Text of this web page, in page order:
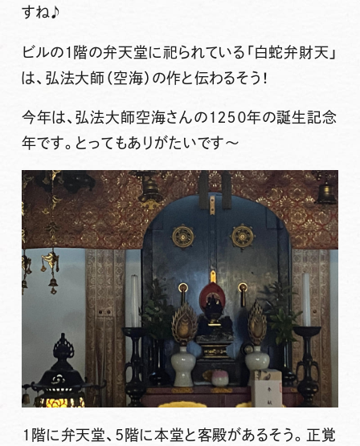
すね♪
ビルの1階の弁天堂に祀られている「白蛇弁財天」
は、 弘法大師 （空海）の作と伝わるそう！
今年は、弘法大師空海さんの１２５０年の誕生記念
年です。とってもありがたいです〜
1階に弁天堂、5階に本堂と客殿があるそう。正覚